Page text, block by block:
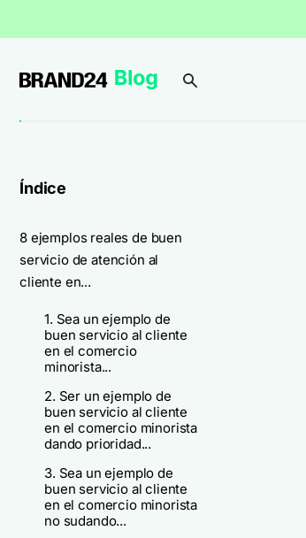
Índice
8 ejemplos reales de buen
servicio de atención al
cliente en...
1. Sea un ejemplo de
buen servicio al cliente
en el comercio
minorista...
2. Ser un ejemplo de
buen servicio al cliente
en el comercio minorista
dando prioridad...
3. Sea un ejemplo de
buen servicio al cliente
en el comercio minorista
no sudando...